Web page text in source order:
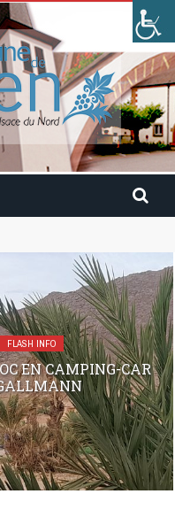
en camping-car avec
FLASH INFO
EN CAMPING-CAR